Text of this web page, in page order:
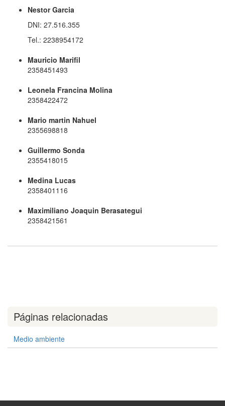
Nestor Garcia
DNI: 27.516.355
Tel.: 2238954172
Mauricio Marifil
2358451493
Leonela Francina Molina
2358422472
Mario martin Nahuel
2355698818
Guillermo Sonda
2355418015
Medina Lucas
2358401116
Maximiliano Joaquin Berasategui
2358421561
Páginas relacionadas
Medio ambiente